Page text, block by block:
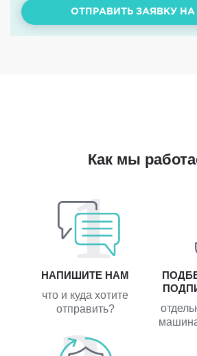
Как мы
НАПИШИТЕ НАМ
что и куда хотите
отправить?